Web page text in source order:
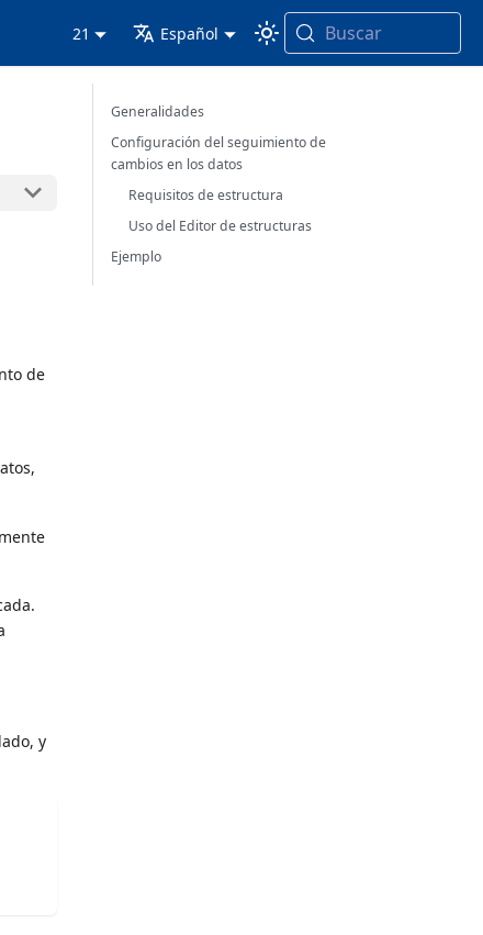
21 Español Buscar
de
y
Generalidades
Configuración del seguimiento de
cambios en los datos
Requisitos de estructura
Uso del Editor de estructuras
Ejemplo